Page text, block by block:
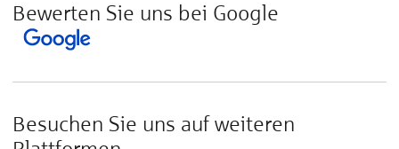
Bewerten Sie uns bei Google
Besuchen Sie uns auf weiteren